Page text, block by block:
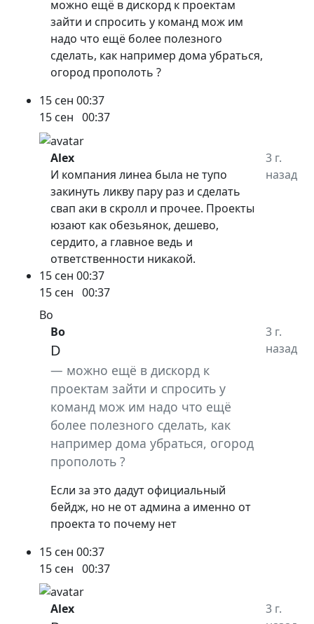
можно ещё в дискорд к проектам
зайти и спросить у команд мож им
надо что ещё более полезного
сделать, как например дома убраться,
огород прополоть ?
15 сен 00:37
15 сен 00:37
Alex
И компания линеа была не тупо
закинуть ликву пару раз и сделать
свап аки в скролл и прочее. Проекты
юзают как обезьянок, дешево,
сердито, а главное ведь и
ответственности никакой.
3 г.
назад
15 сен 00:37
15 сен 00:37
Bo
Bo
D
можно ещё в дискорд к
проектам зайти и спросить у
команд мож им надо что ещё
более полезного сделать, как
например дома убраться, огород
прополоть ?
Если за это дадут официальный
бейдж, но не от админа а именно от
проекта то почему нет
3 г.
назад
15 сен 00:37
15 сен 00:37
Alex
3 г.